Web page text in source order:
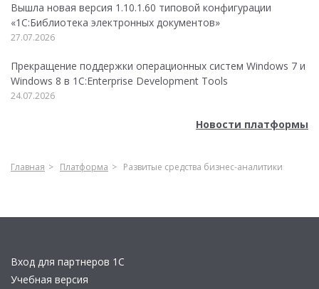
Вышла новая версия 1.10.1.60 типовой конфигурации
«1С:Библиотека электронных документов»
27.07.2026
Прекращение поддержки операционных систем Windows 7 и
Windows 8 в 1C:Enterprise Development Tools
24.07.2026
Новости платформы
Главная Платформа Развитые средства бизнес-аналитики
Вход для партнеров 1С
Учебная версия